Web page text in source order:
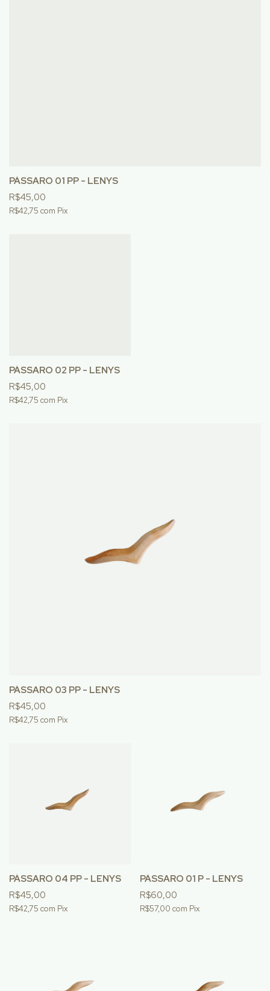
PÁSSARO 01 PP - LENYS
R$45,00
R$42,75 com Pix
PÁSSARO 02 PP - LENYS
R$45,00
R$42,75 com Pix
PÁSSARO 03 PP - LENYS
R$45,00
R$42,75 com Pix
PÁSSARO 04 PP - LENYS
R$45,00
R$42,75 com Pix
PÁSSARO 01 P - LENYS
R$60,00
R$57,00 com Pix